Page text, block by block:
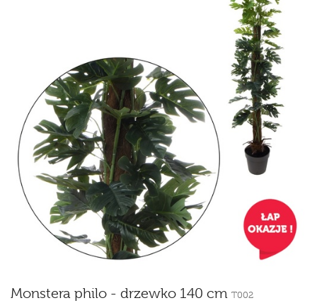
Monstera philo - drzewko 140 cm T002